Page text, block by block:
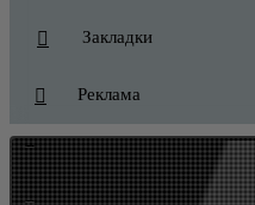
Закладки
Реклама